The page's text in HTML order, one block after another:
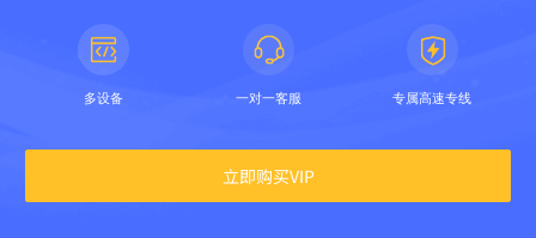
多设备 一对一客服 专属高速专线
立即购买VIP